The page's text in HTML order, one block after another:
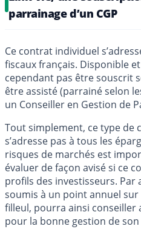
parrainage d’un CGP
Ce contrat individuel
fiscaux français. Disponible
cependant pas être souscrit
être assisté (parrainé selon
un Conseiller en Gestion de
Tout simplement, ce type de
s’adresse pas à tous les
risques de marchés est
évaluer de façon avisé si ce
profils des investisseurs. Par
soumis à un point annuel
filleul, pourra ainsi conseiller
pour la bonne gestion de